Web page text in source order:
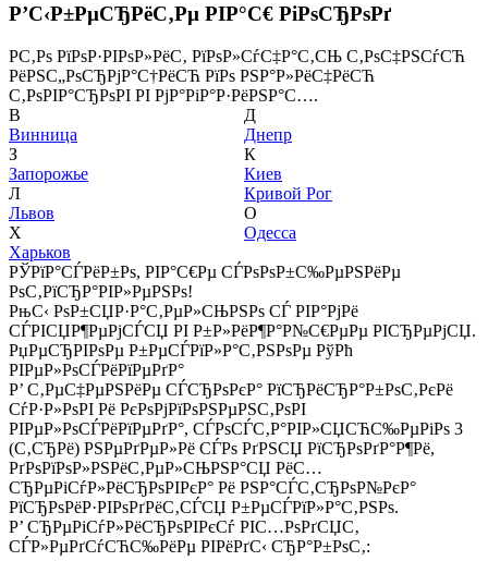
Р’С‹Р±РµСЂРёС‚Рµ РІР°С€ РіРѕСЂРѕРґ
Р­С‚Рѕ РїРѕР·РІРѕР»РёС‚ РїРѕР»СѓС‡Р°С‚СЊ С‚РѕС‡РЅСѓСЋ
РёРЅС„РѕСЂРјР°С†РёСЋ РїРѕ РЅР°Р»РёС‡РёСЋ
С‚РѕРІР°СЂРѕРІ РІ РјР°РіР°Р·РёРЅР°С….
В
Винница
З
Запорожье
Л
Львов
Х
Харьков
Д
Днепр
К
Киев
Кривой Рог
О
Одесса
РЎРїР°СЃРёР±Рѕ, РІР°С€Рµ СЃРѕРѕР±С‰РµРЅРёРµ
РѕС‚РїСЂР°РІР»РµРЅРѕ!
РњС‹ РѕР±СЏР·Р°С‚РµР»СЊРЅРѕ СЃ РІР°РјРё
СЃРІСЏР¶РµРјСЃСЏ РІ Р±Р»РёР¶Р°Р№С€РµРµ РІСЂРµРјСЏ.
РџРµСЂРІРѕРµ Р±РµСЃРїР»Р°С‚РЅРѕРµ РўРћ
РІРµР»РѕСЃРёРїРµРґР°
Р’ С‚РµС‡РµРЅРёРµ СЃСЂРѕРєР° РїСЂРёСЂР°Р±РѕС‚РєРё
СѓР·Р»РѕРІ Рё РєРѕРјРїРѕРЅРµРЅС‚РѕРІ
РІРµР»РѕСЃРёРїРµРґР°, СЃРѕСЃС‚Р°РІР»СЏСЋС‰РµРіРѕ 3
(С‚СЂРё) РЅРµРґРµР»Рё СЃРѕ РґРЅСЏ РїСЂРѕРґР°Р¶Рё,
РґРѕРїРѕР»РЅРёС‚РµР»СЊРЅР°СЏ РёС…
СЂРµРіСѓР»РёСЂРѕРІРєР° Рё РЅР°СЃС‚СЂРѕР№РєР°
РїСЂРѕРёР·РІРѕРґРёС‚СЃСЏ Р±РµСЃРїР»Р°С‚РЅРѕ.
Р’ СЂРµРіСѓР»РёСЂРѕРІРєСѓ РІС…РѕРґСЏС‚
СЃР»РµРґСѓСЋС‰РёРµ РІРёРґС‹ СЂР°Р±РѕС‚: